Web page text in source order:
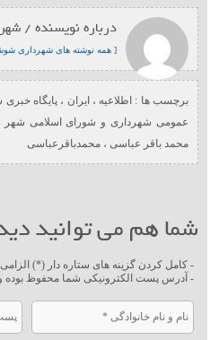
درباره نویسنده /
[ همه نوشته های شهرداری
برچسب ها : اطلاعیه ، ایران ،پایگاه
عمومی شهرداری و شورای اسلامی شهر
محمد باقر عباسی ، محمدباقرعباسی
شما هم می توانید
- کامل کردن گزینه های ستاره دار (*)
- آدرس پست الکترونیکی شما محفوظ بوده